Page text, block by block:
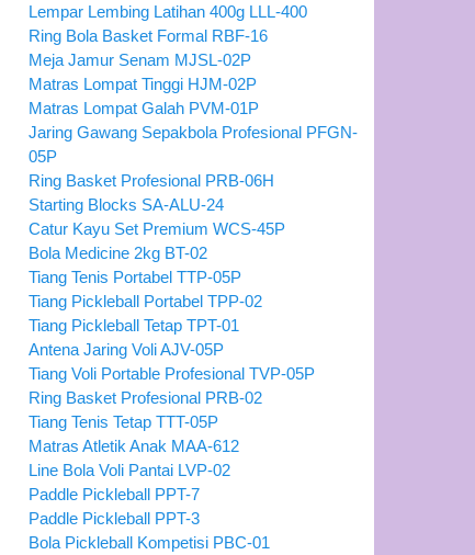
Lempar Lembing Latihan 400g LLL-400
Ring Bola Basket Formal RBF-16
Meja Jamur Senam MJSL-02P
Matras Lompat Tinggi HJM-02P
Matras Lompat Galah PVM-01P
Jaring Gawang Sepakbola Profesional PFGN-
05P
Ring Basket Profesional PRB-06H
Starting Blocks SA-ALU-24
Catur Kayu Set Premium WCS-45P
Bola Medicine 2kg BT-02
Tiang Tenis Portabel TTP-05P
Tiang Pickleball Portabel TPP-02
Tiang Pickleball Tetap TPT-01
Antena Jaring Voli AJV-05P
Tiang Voli Portable Profesional TVP-05P
Ring Basket Profesional PRB-02
Tiang Tenis Tetap TTT-05P
Matras Atletik Anak MAA-612
Line Bola Voli Pantai LVP-02
Paddle Pickleball PPT-7
Paddle Pickleball PPT-3
Bola Pickleball Kompetisi PBC-01